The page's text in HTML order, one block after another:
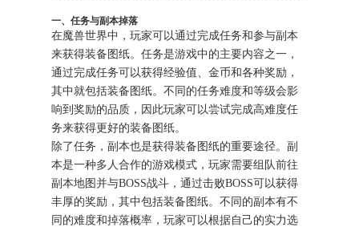
一、任务与副本掉落
在魔兽世界中，玩家可以通过完成任务和参与副本
来获得装备图纸。任务是游戏中的主要内容之一，
通过完成任务可以获得经验值、金币和各种奖励，
其中就包括装备图纸。不同的任务难度和等级会影
响到奖励的品质，因此玩家可以尝试完成高难度任
务来获得更好的装备图纸。
除了任务，副本也是获得装备图纸的重要途径。副
本是一种多人合作的游戏模式，玩家需要组队前往
副本地图并与BOSS战斗，通过击败BOSS可以获得
丰厚的奖励，其中包括装备图纸。不同的副本有不
同的难度和掉落概率，玩家可以根据自己的实力选